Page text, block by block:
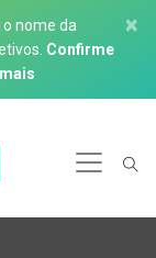
nome da
Confirme
×